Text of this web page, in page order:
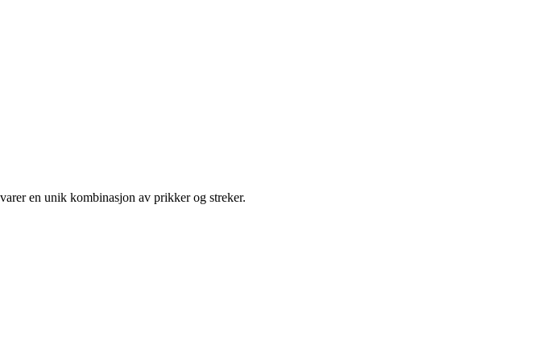
en unik kombinasjon av prikker og streker.